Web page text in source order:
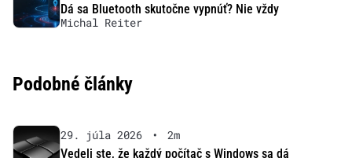
Dá sa Bluetooth skutočne vypnúť? Nie vždy
Michal Reiter
Podobné články
29. júla 2026 •
2m
Vedeli ste, že každý počítač s Windows sa dá